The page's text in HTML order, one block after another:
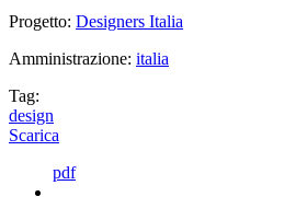
Progetto: Designers Italia
Amministrazione: italia
Tag:
design
Scarica
pdf